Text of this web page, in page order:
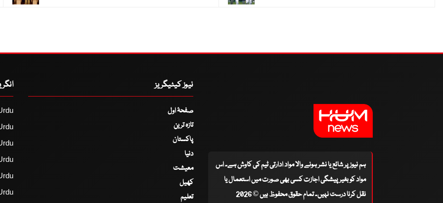
ہم نیوز پر شائع یا نشر ہونے والا مواد ادارتی ٹیم کی کاوش ہے۔ اس
مواد کو بغیر پیشگی اجازت کسی بھی صورت میں استعمال یا
نقل کرنا درست نہیں۔ تمام حقوق محفوظ ہیں © 2026
نیوز کیٹیگریز
صفحۂ اول
تازہ ترین
پاکستان
دنیا
معیشت
کھیل
تعلیم